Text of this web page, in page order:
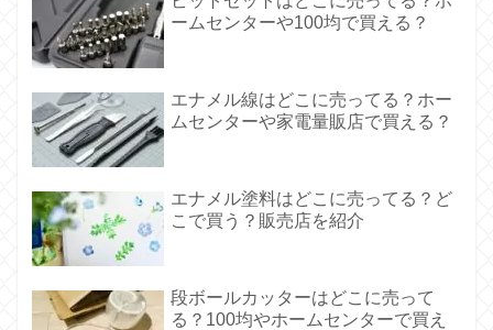
ームセンターや100均で買える？
エナメル線はどこに売ってる？ホー
ムセンターや家電量販店で買える？
エナメル塗料はどこに売ってる？ど
こで買う？販売店を紹介
段ボールカッターはどこに売って
る？100均やホームセンターで買え